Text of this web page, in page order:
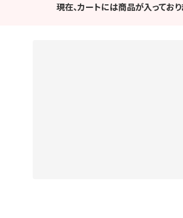
現在、カートには商品が入ってお